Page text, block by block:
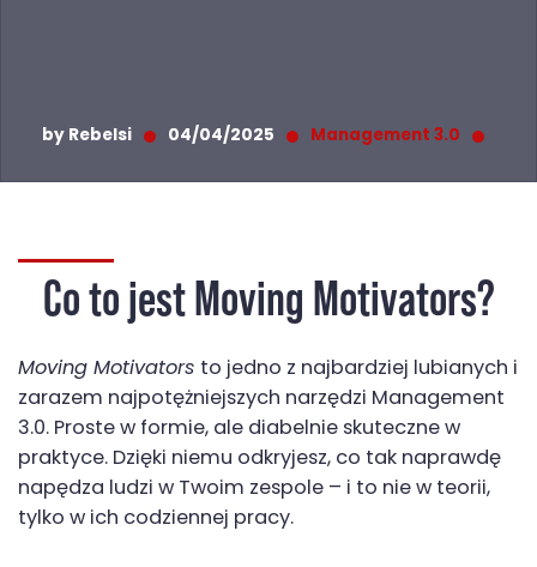
by Rebelsi 04/04/2025 Management 3.0
Co to jest Moving Motivators?
Moving Motivators to jedno z najbardziej lubianych i
zarazem najpotężniejszych narzędzi Management
3.0. Proste w formie, ale diabelnie skuteczne w
praktyce. Dzięki niemu odkryjesz, co tak naprawdę
napędza ludzi w Twoim zespole – i to nie w teorii,
tylko w ich codziennej pracy.